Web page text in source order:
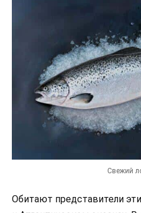
Свежий
Обитают представители